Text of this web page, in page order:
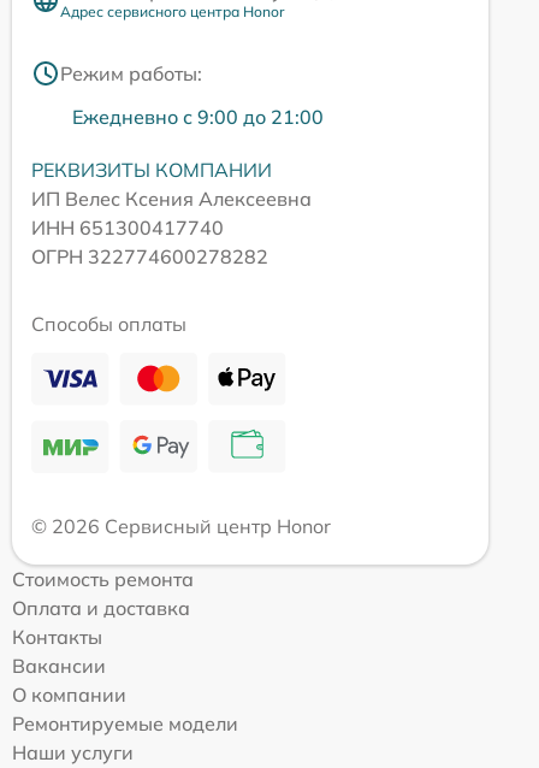
Адрес сервисного центра Honor
Режим работы:
Ежедневно с 9:00 до 21:00
РЕКВИЗИТЫ КОМПАНИИ
ИП Велес Ксения Алексеевна
ИНН 651300417740
ОГРН 322774600278282
Способы оплаты
© 2026 Сервисный центр Honor
Стоимость ремонта
Оплата и доставка
Контакты
Вакансии
О компании
Ремонтируемые модели
Наши услуги